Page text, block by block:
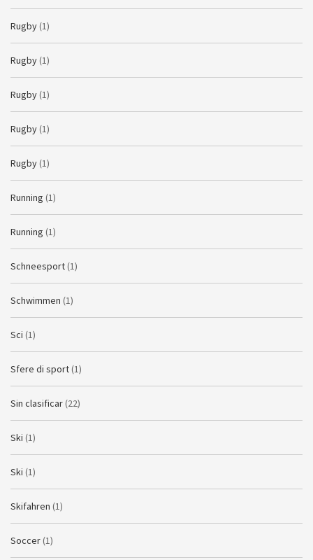
Rugby (1)
Rugby (1)
Rugby (1)
Rugby (1)
Rugby (1)
Running (1)
Running (1)
Schneesport (1)
Schwimmen (1)
Sci (1)
Sfere di sport (1)
Sin clasificar (22)
Ski (1)
Ski (1)
Skifahren (1)
Soccer (1)